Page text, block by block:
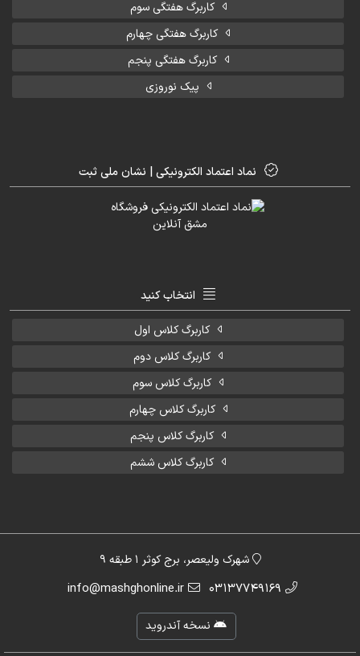
کاربرگ هفتگی سوم
کاربرگ هفتگی چهارم
کاربرگ هفتگی پنجم
پیک نوروزی
نماد اعتماد الکترونیکی | نشان ملی ثبت
انتخاب کنید
کاربرگ کلاس اول
کاربرگ کلاس دوم
کاربرگ کلاس سوم
کاربرگ کلاس چهارم
کاربرگ کلاس پنجم
کاربرگ کلاس ششم
شهرک ولیعصر، برج کوثر 1 طبقه 9
03137749169
info@mashghonline.ir
نسخه آندروید